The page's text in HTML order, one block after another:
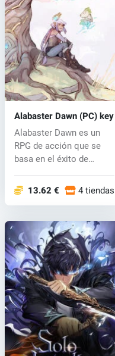
Alabaster Dawn (PC) key
Alabaster Dawn es un
RPG de acción que se
basa en el éxito de
13.62 € 4 tiendas